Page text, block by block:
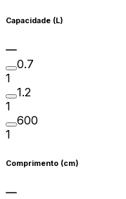
Capacidade (L)
0.7
1
1.2
1
600
1
Comprimento (cm)